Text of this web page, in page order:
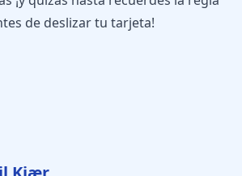
de deslizar tu tarjeta!